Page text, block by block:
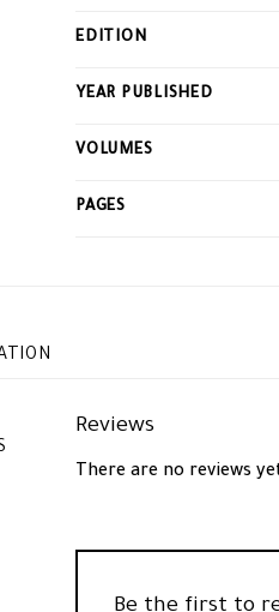
EDITION
YEAR PUBLISHED
VOLUMES
PAGES
Reviews
There are no reviews